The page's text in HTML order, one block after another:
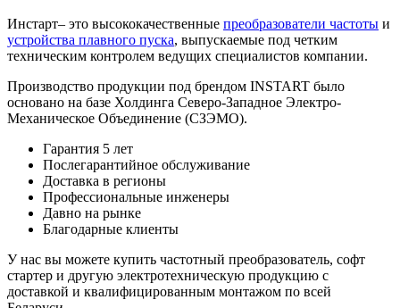
Инстарт– это высококачественные преобразователи частоты и
устройства плавного пуска, выпускаемые под четким
техническим контролем ведущих специалистов компании.
Производство продукции под брендом INSTART было
основано на базе Холдинга Северо-Западное Электро-
Механическое Объединение (СЗЭМО).
Гарантия 5 лет
Послегарантийное обслуживание
Доставка в регионы
Профессиональные инженеры
Давно на рынке
Благодарные клиенты
У нас вы можете купить частотный преобразователь, софт
стартер и другую электротехническую продукцию с
доставкой и квалифицированным монтажом по всей